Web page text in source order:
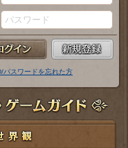
パスワードを忘れた方
イド